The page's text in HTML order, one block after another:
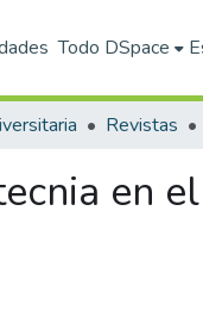
Todo DSpace
Revistas
en